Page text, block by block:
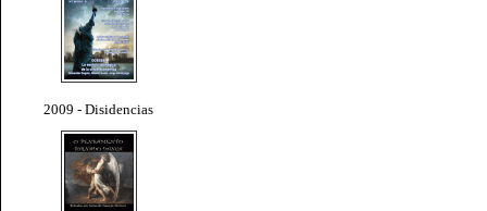
2009 - Disidencias